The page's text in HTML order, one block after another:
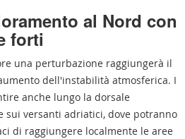
al Nord con
forti
una perturbazione raggiungerà il
dell'instabilità atmosferica. I
anche lungo la dorsale
sui versanti adriatici, dove potranno
di raggiungere localmente le aree